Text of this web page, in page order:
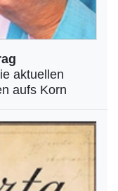
aktuellen
aufs Korn